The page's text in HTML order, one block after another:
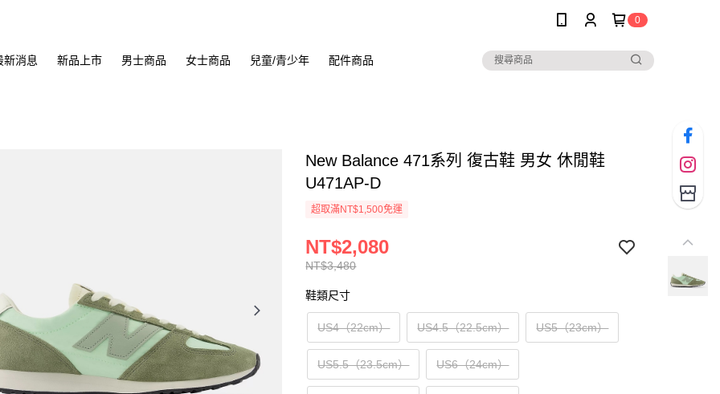
0
新消息 新品上市 男士商品 女士商品 兒童/青少年 配件商品
New Balance 471系列 復古鞋 男女 休閒鞋
U471AP-D
超取滿NT$1,500免運
NT$3,480
NT$2,080
鞋類尺寸
US4（22cm） US4.5（22.5cm） US5（23cm）
US5.5（23.5cm） US6（24cm）